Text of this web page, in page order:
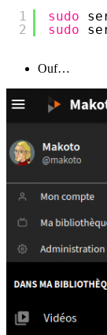
1
2
sudo
sudo
Ouf…